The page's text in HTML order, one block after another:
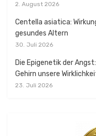
2. August 2026
Centella asiatica:
gesundes Altern
30. Juli 2026
Die Epigenetik der
Gehirn unsere
23. Juli 2026